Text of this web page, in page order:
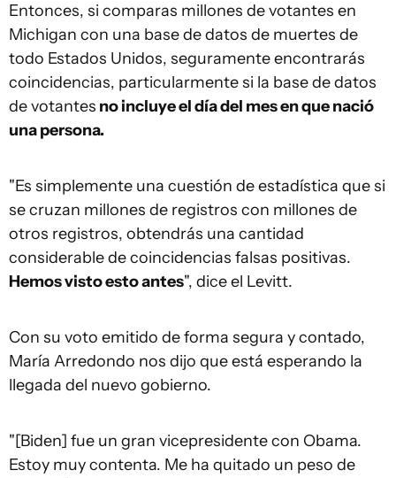
Entonces, si comparas millones de votantes en
Michigan con una base de datos de muertes de
todo Estados Unidos, seguramente encontrarás
coincidencias, particularmente si la base de datos
de votantes no incluye el día del mes en que nació
una persona.
"Es simplemente una cuestión de estadística que si
se cruzan millones de registros con millones de
otros registros, obtendrás una cantidad
considerable de coincidencias falsas positivas.
Hemos visto esto antes", dice el Levitt.
Con su voto emitido de forma segura y contado,
María Arredondo nos dijo que está esperando la
llegada del nuevo gobierno.
"[Biden] fue un gran vicepresidente con Obama.
Estoy muy contenta. Me ha quitado un peso de